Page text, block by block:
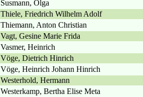
Susmann, Olga
Thiele, Friedrich Wilhelm Adolf
Thiemann, Anton Christian
Vagt, Gesine Marie Frida
Vasmer, Heinrich
Vöge, Dietrich Hinrich
Vöge, Heinrich Johann Hinrich
Westerhold, Hermann
Westerkamp, Bertha Elise Meta